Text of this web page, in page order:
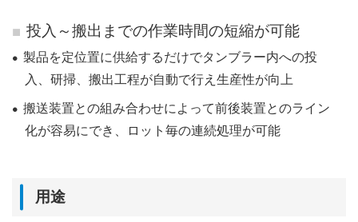
投入～搬出までの作業時間の短縮が可能
製品を定位置に供給するだけでタンブラー内への投
入、研掃、搬出工程が自動で行え生産性が向上
搬送装置との組み合わせによって前後装置とのライン
化が容易にでき、ロット毎の連続処理が可能
用途